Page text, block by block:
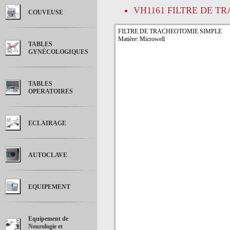
COUVEUSE
TABLES
GYNÉCOLOGIQUES
TABLES
OPERATOIRES
ECLAIRAGE
AUTOCLAVE
EQUIPEMENT
Equipement de
Neurologie et
VH1161 FILTRE DE
FILTRE DE TRACHEOTOMIE SIMPLE
Matière: Microwell